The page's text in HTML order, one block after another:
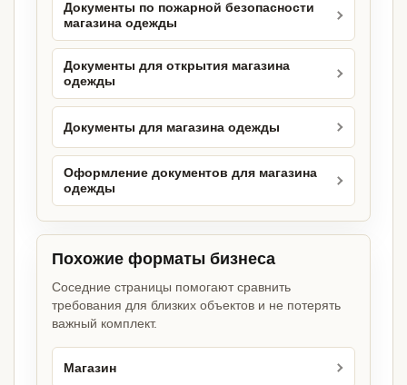
Документы по пожарной безопасности
магазина одежды
Документы для открытия магазина
одежды
Документы для магазина одежды
Оформление документов для магазина
одежды
Похожие форматы бизнеса
Соседние страницы помогают сравнить
требования для близких объектов и не потерять
важный комплект.
Магазин